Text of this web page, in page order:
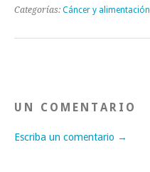
Categorías: Cáncer y alimentación
UN COMENTARIO
Escriba un comentario →